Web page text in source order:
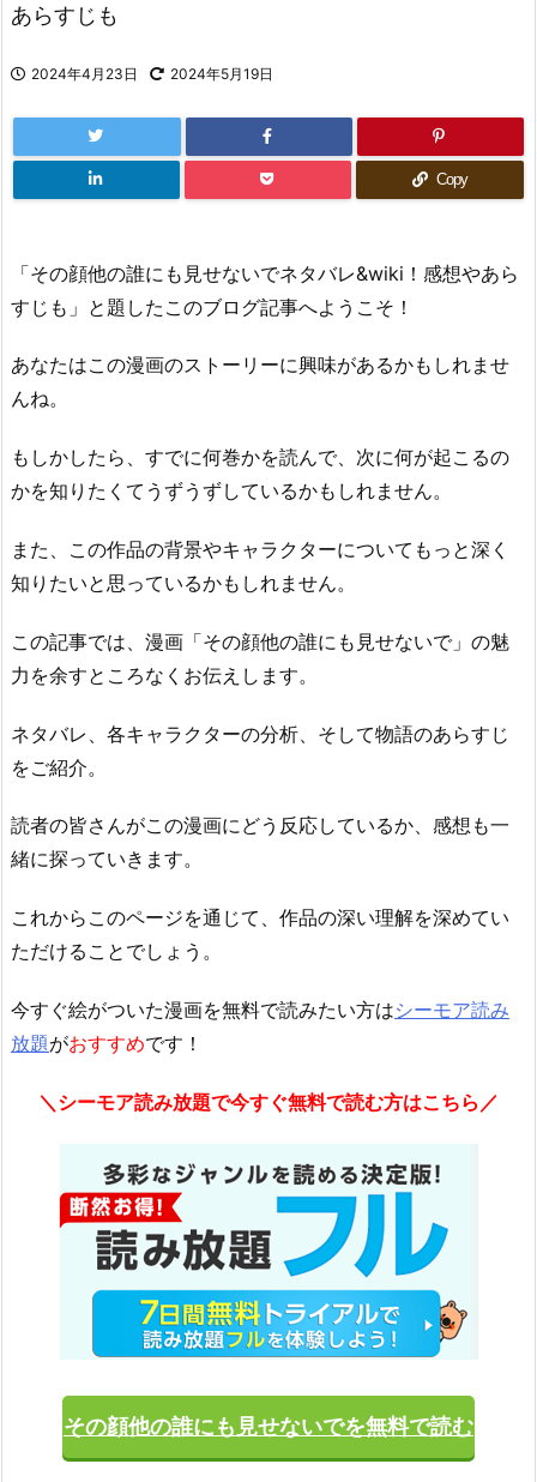
あらすじも
2024年4月23日 2024年5月19日
Copy
「その顔他の誰にも見せないでネタバレ&wiki！感想やあら
すじも」と題したこのブログ記事へようこそ！
あなたはこの漫画のストーリーに興味があるかもしれませ
んね。
もしかしたら、すでに何巻かを読んで、次に何が起こるの
かを知りたくてうずうずしているかもしれません。
また、この作品の背景やキャラクターについてもっと深く
知りたいと思っているかもしれません。
この記事では、漫画「その顔他の誰にも見せないで」の魅
力を余すところなくお伝えします。
ネタバレ、各キャラクターの分析、そして物語のあらすじ
をご紹介。
読者の皆さんがこの漫画にどう反応しているか、感想も一
緒に探っていきます。
これからこのページを通じて、作品の深い理解を深めてい
ただけることでしょう。
今すぐ絵がついた漫画を無料で読みたい方はシーモア読み
放題がおすすめです！
＼シーモア読み放題で今すぐ無料で読む方はこちら／
その顔他の誰にも見せないでを無料で読む